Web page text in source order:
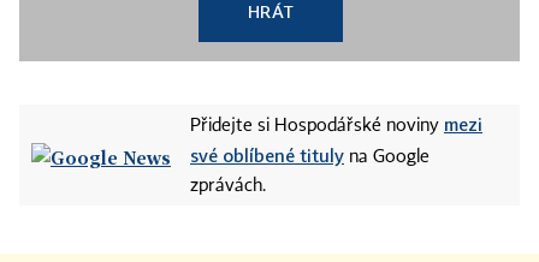
HRÁT
Přidejte si Hospodářské noviny mezi
své oblíbené tituly na Google
zprávách.